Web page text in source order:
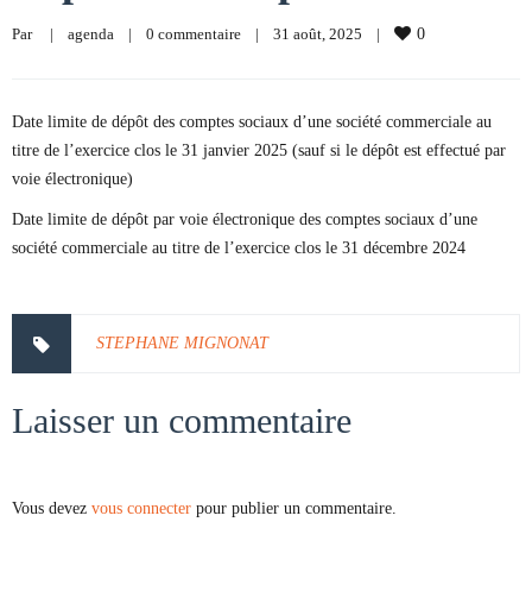
Par | agenda | 0 commentaire | 31 août, 2025 | 0
Date limite de dépôt des comptes sociaux d’une société commerciale au
titre de l’exercice clos le 31 janvier 2025 (sauf si le dépôt est effectué par
voie électronique)
Date limite de dépôt par voie électronique des comptes sociaux d’une
société commerciale au titre de l’exercice clos le 31 décembre 2024
STEPHANE MIGNONAT
Laisser un commentaire
Vous devez vous connecter pour publier un commentaire.